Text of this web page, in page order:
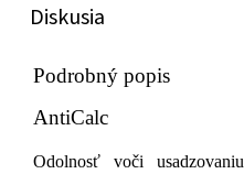
Diskusia
Podrobný popis
AntiCalc
Odolnosť voči